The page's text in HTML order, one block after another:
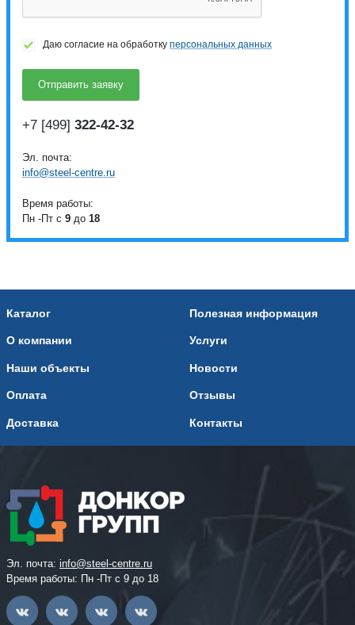
Даю согласие на обработку персональных данных
+7 [499] 322-42-32
Эл. почта:
info@steel-centre.ru
Время работы:
Пн -Пт с 9 до 18
Каталог
О компании
Наши объекты
Оплата
Доставка
Полезная информация
Услуги
Новости
Отзывы
Контакты
Эл. почта: info@steel-centre.ru
Время работы: Пн -Пт с 9 до 18